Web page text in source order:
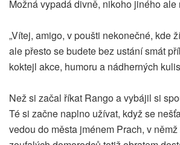
Možná vypadá divně, nikoho jiného ale
„Vítej, amigo, v poušti nekonečné, kde
ale přesto se budete bez ustání smát
koktejl akce, humoru a nádherných
Než si začal říkat Rango a vybájil si
Té si začne naplno užívat, když se
vedou do města jménem Prach, v